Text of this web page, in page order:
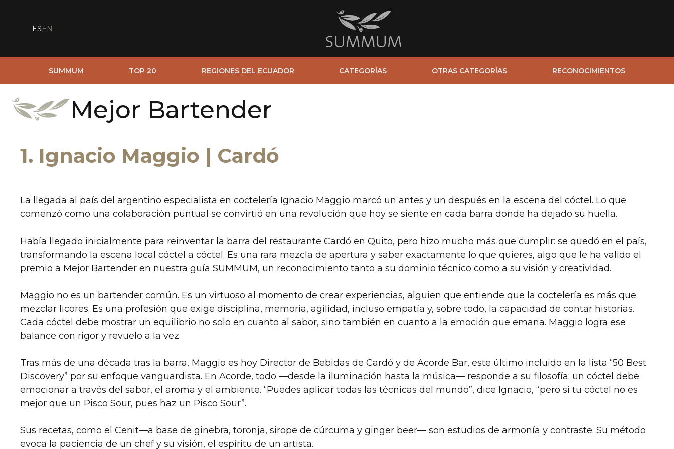
ESEN
SUMMUM TOP 20 REGIONES DEL ECUADOR CATEGORÍAS OTRAS CATEGORÍAS RECONOCIMIENTOS
Mejor Bartender
1. Ignacio Maggio | Cardó
La llegada al país del argentino especialista en coctelería Ignacio Maggio marcó un antes y un después en la escena del cóctel. Lo que
comenzó como una colaboración puntual se convirtió en una revolución que hoy se siente en cada barra donde ha dejado su huella.
Había llegado inicialmente para reinventar la barra del restaurante Cardó en Quito, pero hizo mucho más que cumplir: se quedó en el país,
transformando la escena local cóctel a cóctel. Es una rara mezcla de apertura y saber exactamente lo que quieres, algo que le ha valido el
premio a Mejor Bartender en nuestra guía SUMMUM, un reconocimiento tanto a su dominio técnico como a su visión y creatividad.
Maggio no es un bartender común. Es un virtuoso al momento de crear experiencias, alguien que entiende que la coctelería es más que
mezclar licores. Es una profesión que exige disciplina, memoria, agilidad, incluso empatía y, sobre todo, la capacidad de contar historias.
Cada cóctel debe mostrar un equilibrio no solo en cuanto al sabor, sino también en cuanto a la emoción que emana. Maggio logra ese
balance con rigor y revuelo a la vez.
Tras más de una década tras la barra, Maggio es hoy Director de Bebidas de Cardó y de Acorde Bar, este último incluido en la lista “50 Best
Discovery” por su enfoque vanguardista. En Acorde, todo —desde la iluminación hasta la música— responde a su filosofía: un cóctel debe
emocionar a través del sabor, el aroma y el ambiente. “Puedes aplicar todas las técnicas del mundo”, dice Ignacio, “pero si tu cóctel no es
mejor que un Pisco Sour, pues haz un Pisco Sour”.
Sus recetas, como el Cenit—a base de ginebra, toronja, sirope de cúrcuma y ginger beer— son estudios de armonía y contraste. Su método
evoca la paciencia de un chef y su visión, el espíritu de un artista.